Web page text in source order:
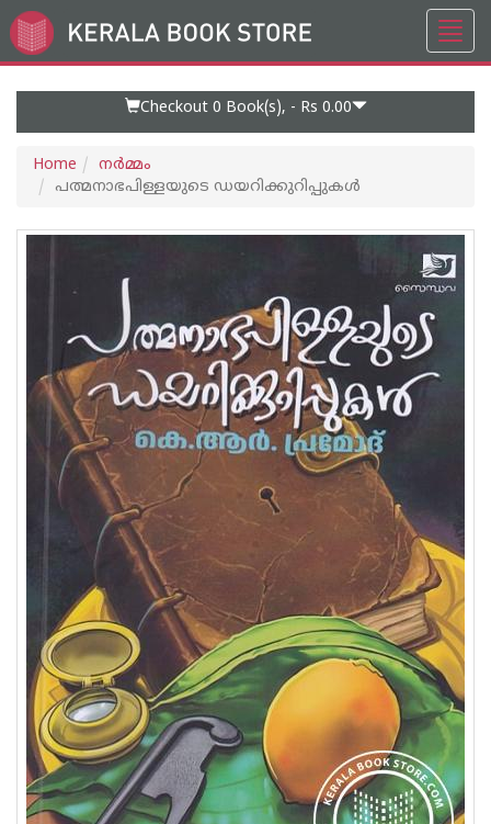
Go
to
Checkout 0 Book(s), - Rs 0.00
Home
നര്‍മ്മം
പത്മനാഭപിള്ളയുടെ ഡയറിക്കുറിപ്പുകൾ